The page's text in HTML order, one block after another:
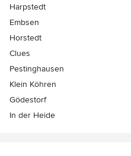
Harpstedt
Embsen
Horstedt
Clues
Pestinghausen
Klein Köhren
Gödestorf
In der Heide